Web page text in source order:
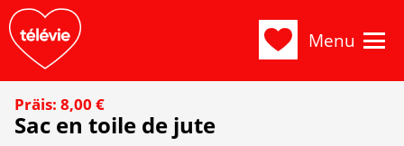
Menu
Präis: 8,00 €
Sac en toile de jute